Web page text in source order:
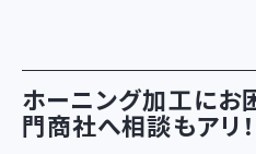
ホーニング加工にお
門商社へ相談もアリ！